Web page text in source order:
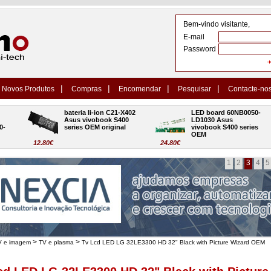
Bem-vindo visitante,
E-mail
Password
Novos Produtos | Compras | Encomendar | Pesquisar | Contacte-
12.80€
bateria li-ion C21-X402
Asus vivobook S400
series OEM original
24.80€
LED board 60NB0050-
LD1030 Asus
vivobook S400 series
OEM
1 2 3 4 5
e imagem > TV e plasma > Tv Lcd LED LG 32LE3300 HD 32" Black with Picture Wizard OEM